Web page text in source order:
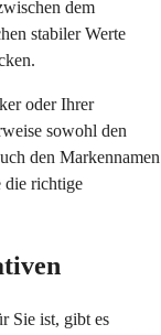
dem
stabiler Werte
oder Ihrer
sowohl den
den Markennamen
die richtige
Sie ist, gibt es